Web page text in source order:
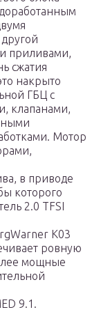
приливами,
сжатия
накрыто
ГБЦ с
клапанами,
Мотор
в приводе
которого
2.0 TFSI
К03
ровную
мощные
9.1.